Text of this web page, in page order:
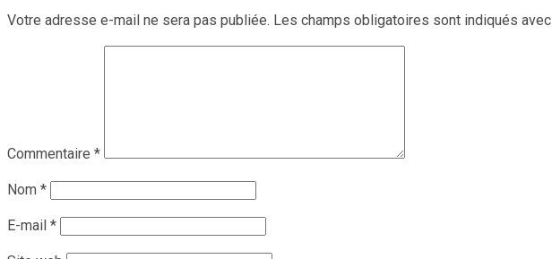
Votre adresse e-mail ne sera pas publiée. Les champs obligatoires sont indiqués avec
Commentaire *
Nom *
E-mail *